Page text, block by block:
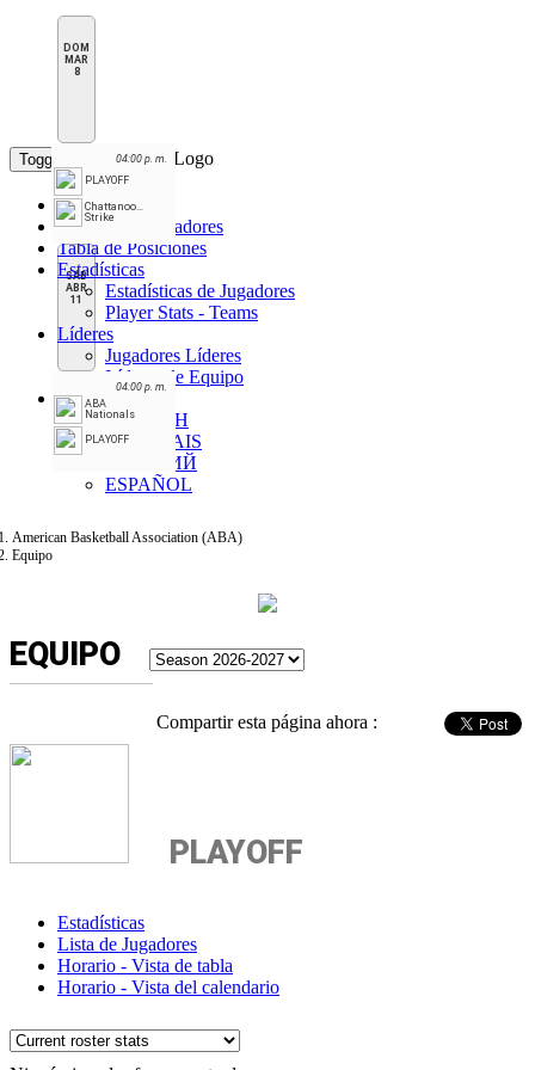
DOM
MAR
8
04:00 p. m.
PLAYOFF
Chattanooga
Strike
SÁB
ABR
11
04:00 p. m.
ABA
Nationals
PLAYOFF
Toggle navigation
Inicio
Horario y Marcadores
Tabla de Posiciones
Estadísticas
Estadísticas de Jugadores
Player Stats - Teams
Líderes
Jugadores Líderes
Líderes de Equipo
ES
ENGLISH
FRANÇAIS
РУССКИЙ
ESPAÑOL
American Basketball Association (ABA)
Equipo
EQUIPO
Compartir esta página ahora :
PLAYOFF
Estadísticas
Lista de Jugadores
Horario - Vista de tabla
Horario - Vista del calendario